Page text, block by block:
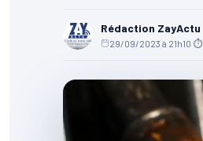
Rédaction ZayActu
29/09/2023 à 21h10 ⏱